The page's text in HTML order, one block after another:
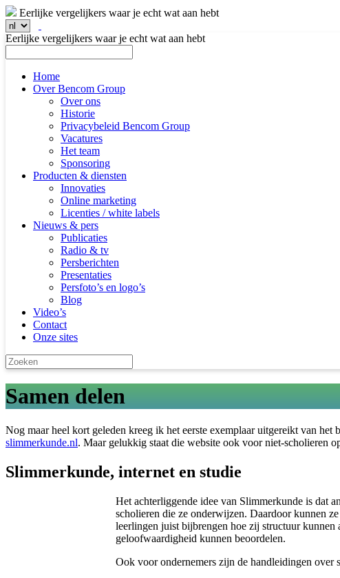
Eerlijke vergelijkers waar je echt wat aan hebt
Eerlijke vergelijkers waar je echt wat aan hebt
Home
Over Bencom Group
Over ons
Historie
Privacybeleid Bencom Group
Vacatures
Het team
Sponsoring
Producten & diensten
Innovaties
Online marketing
Licenties / white labels
Nieuws & pers
Publicaties
Radio & tv
Persberichten
Presentaties
Persfoto’s en logo’s
Blog
Video’s
Contact
Onze sites
Samen delen
Nog maar heel kort geleden kreeg ik het eerste exemplaar uitgereikt van
slimmerkunde.nl. Maar gelukkig staat die website ook voor niet-scholieren
Slimmerkunde, internet en studie
Het achterliggende idee van Slimmerkunde is dat
scholieren die ze onderwijzen. Daardoor kunnen
leerlingen juist bijbrengen hoe zij structuur kunnen
geloofwaardigheid kunnen beoordelen.
Ook voor ondernemers zijn de handleidingen over